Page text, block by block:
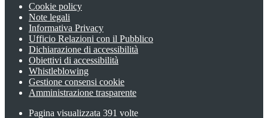
Cookie policy
Note legali
Informativa Privacy
Ufficio Relazioni con il Pubblico
Dichiarazione di accessibilità
Obiettivi di accessibilità
Whistleblowing
Gestione consensi cookie
Amministrazione trasparente
Pagina visualizzata 391 volte